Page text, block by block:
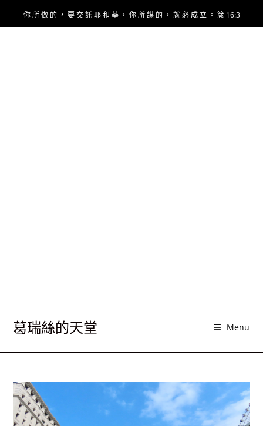
你 所 做 的 ， 要 交 託 耶 和 華 ， 你 所 謀 的 ， 就 必 成 立 。 箴 16:3
葛瑞絲的天堂 Menu